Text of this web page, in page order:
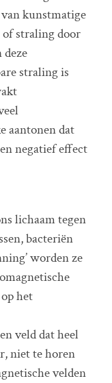
kunstmatige
straling door
straling is
aantonen dat
negatief effect
lichaam tegen
bacteriën
worden ze
het
veld dat heel
niet te horen
velden